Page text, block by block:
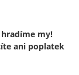
hradíme my!
ani poplatek